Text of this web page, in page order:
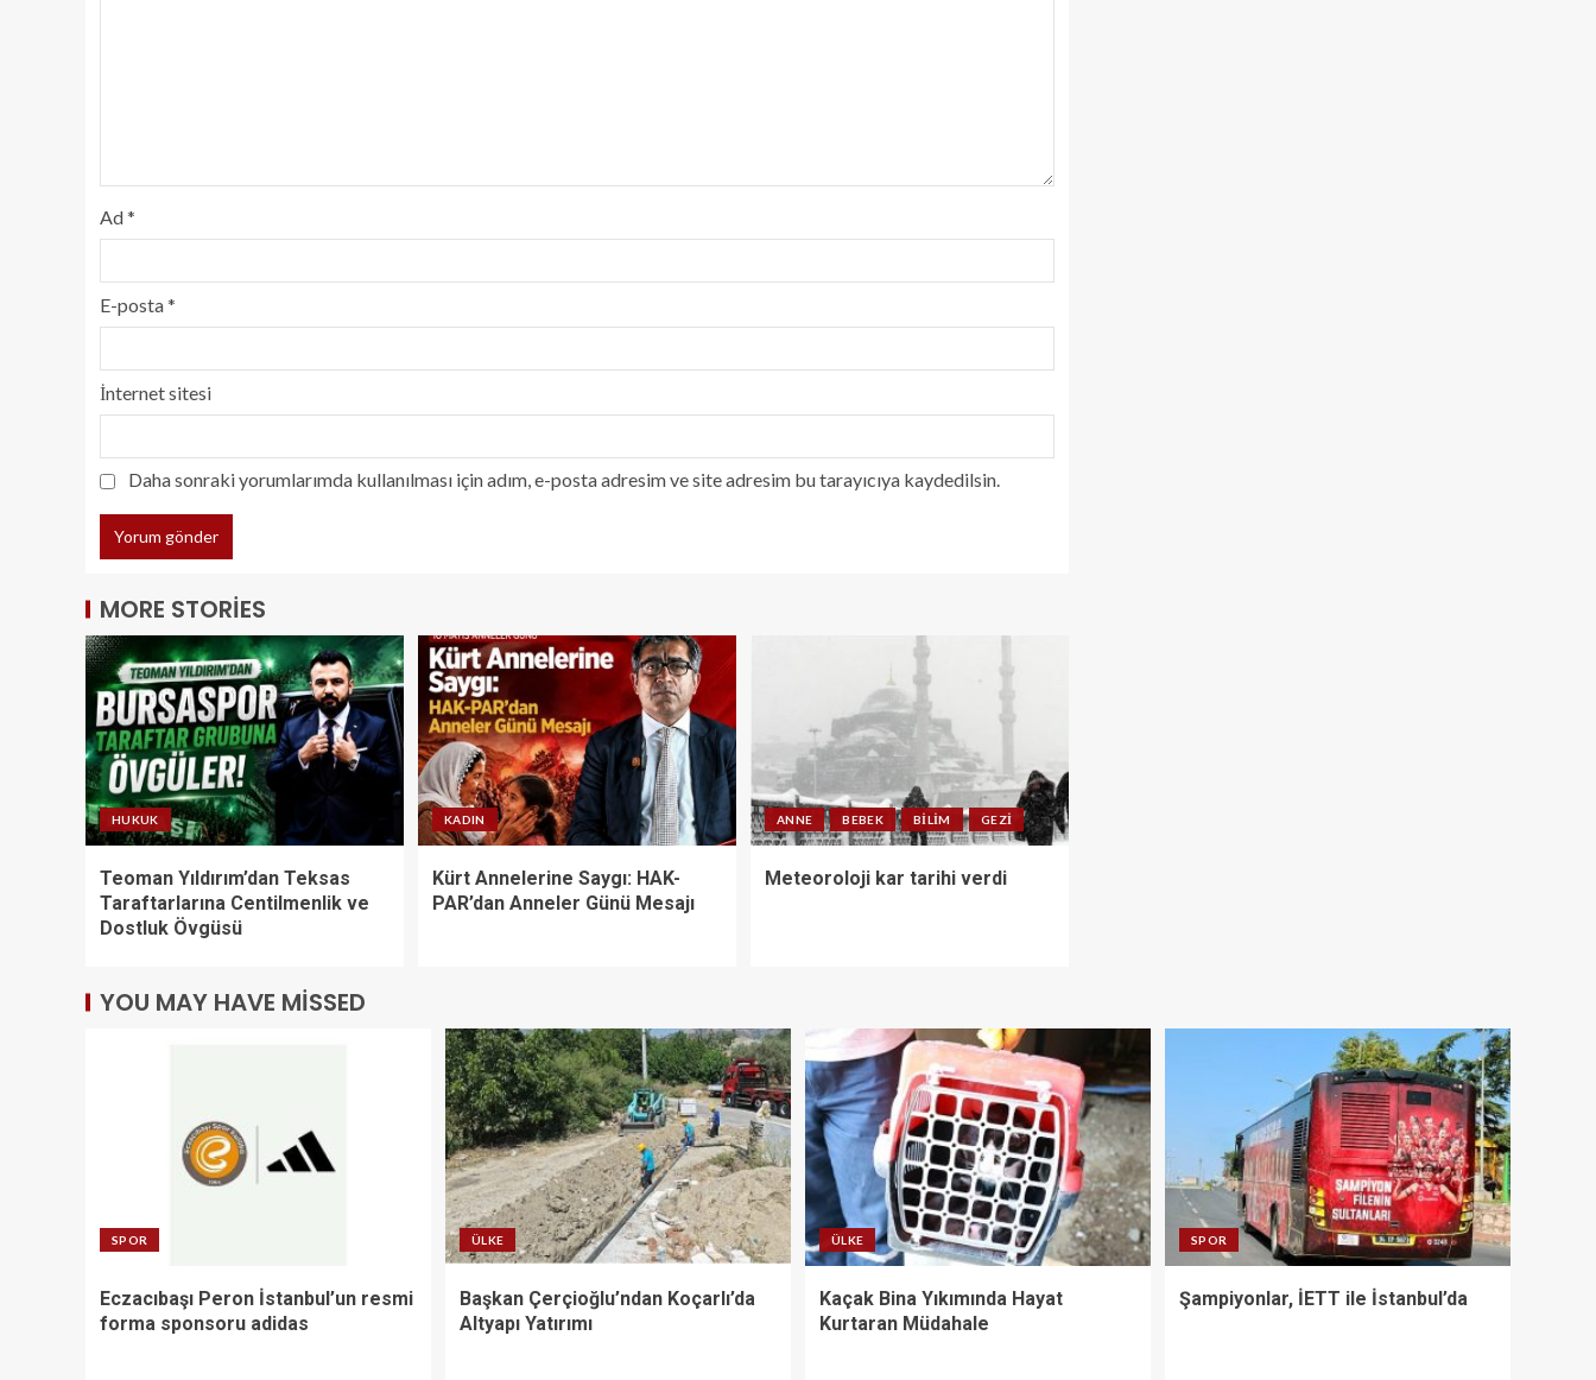
Ad*
E-posta*
İnternet sitesi
Daha sonraki yorumlarımda kullanılması için adım, e-posta adresim ve site adresim bu tarayıcıya kaydedilsin.
MORE STORIES
HUKUK
Teoman Yıldırım’dan Teksas
Taraftarlarına Centilmenlik ve
Dostluk Övgüsü
KADIN
Kürt Annelerine Saygı: HAK-
PAR’dan Anneler Günü Mesajı
ANNE BEBEK BILIM GEZI
Meteoroloji kar tarihi verdi
YOU MAY HAVE MISSED
SPOR
Eczacıbaşı Peron İstanbul’un resmi
forma sponsoru adidas
ÜLKE
Başkan Çerçioğlu’ndan Koçarlı’da
Altyapı Yatırımı
ÜLKE
Kaçak Bina Yıkımında Hayat
Kurtaran Müdahale
SPOR
Şampiyonlar, İETT ile İstanbul’da